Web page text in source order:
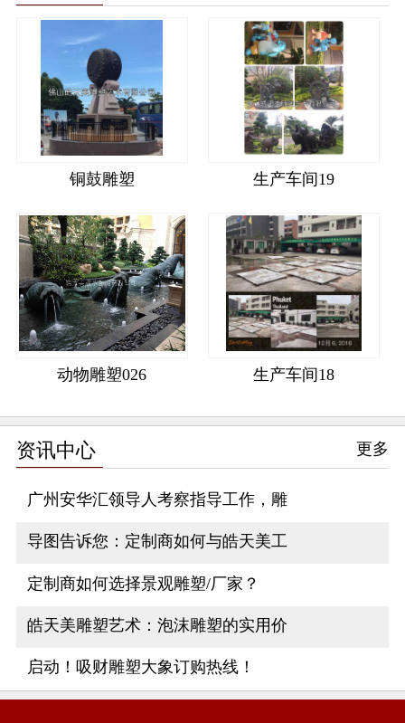
铜鼓雕塑 生产车间19
动物雕塑026 生产车间18
资讯中心 更多
广州安华汇领导人考察指导工作，雕
导图告诉您：定制商如何与皓天美工
定制商如何选择景观雕塑/厂家？
皓天美雕塑艺术：泡沫雕塑的实用价
启动！吸财雕塑大象订购热线！